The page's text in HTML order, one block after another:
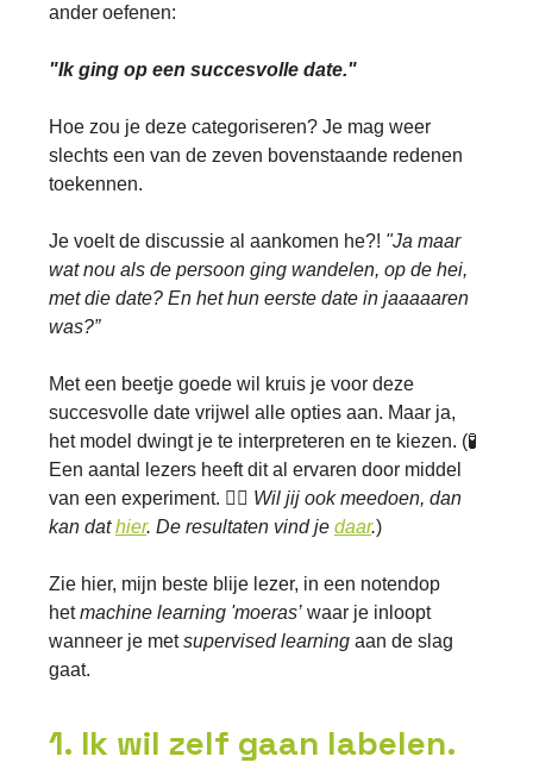
ander oefenen:
"Ik ging op een succesvolle date."
Hoe zou je deze categoriseren? Je mag weer
slechts een van de zeven bovenstaande redenen
toekennen.
Je voelt de discussie al aankomen he?! "Ja maar
wat nou als de persoon ging wandelen, op de hei,
met die date? En het hun eerste date in jaaaaaren
was?”
Met een beetje goede wil kruis je voor deze
succesvolle date vrijwel alle opties aan. Maar ja,
het model dwingt je te interpreteren en te kiezen. (🧪
Een aantal lezers heeft dit al ervaren door middel
van een experiment. 👉🏽 Wil jij ook meedoen, dan
kan dathier. De resultaten vind je daar.)
Zie hier, mijn beste blije lezer, in een notendop
hetmachine learning 'moeras’ waar je inloopt
wanneer je metsupervised learning aan de slag
gaat.
1. Ik wil zelf gaan labelen.